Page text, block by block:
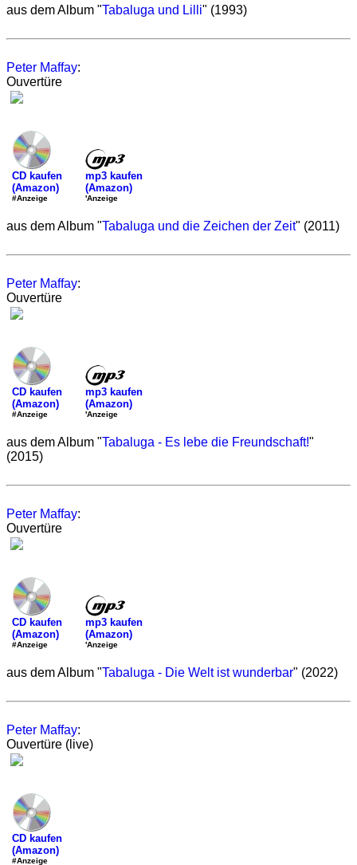
aus dem Album "Tabaluga und Lilli" (1993)
Peter Maffay:
Ouvertüre
CD kaufen
(Amazon)
#Anzeige
mp3 kaufen
(Amazon)
'Anzeige
aus dem Album "Tabaluga und die Zeichen der Zeit" (2011)
Peter Maffay:
Ouvertüre
CD kaufen
(Amazon)
#Anzeige
mp3 kaufen
(Amazon)
'Anzeige
aus dem Album "Tabaluga - Es lebe die Freundschaft!"
(2015)
Peter Maffay:
Ouvertüre
CD kaufen
(Amazon)
#Anzeige
mp3 kaufen
(Amazon)
'Anzeige
aus dem Album "Tabaluga - Die Welt ist wunderbar" (2022)
Peter Maffay:
Ouvertüre (live)
CD kaufen
(Amazon)
#Anzeige